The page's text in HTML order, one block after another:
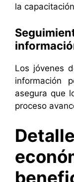
la
Los jóvenes
información
asegura que
proceso